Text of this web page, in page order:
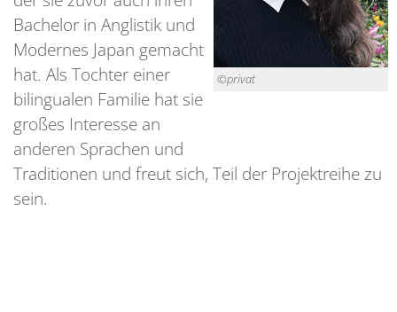
©privat
Bachelor in Anglistik und
Modernes Japan gemacht
hat. Als Tochter einer
bilingualen Familie hat sie
großes Interesse an
anderen Sprachen und
Traditionen und freut sich, Teil der Projektreihe zu
sein.